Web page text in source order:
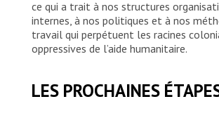
ce qui a trait à nos structures
internes, à nos politiques et à nos
travail qui perpétuent les racines
oppressives de l’aide humanitaire.
LES PROCHAINES